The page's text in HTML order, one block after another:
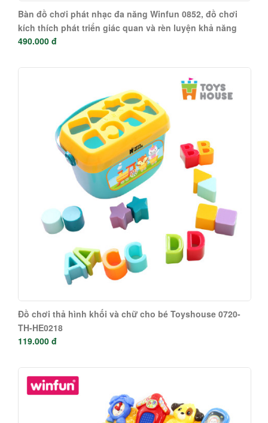
Bàn đồ chơi phát nhạc đa năng Winfun 0852, đồ chơi
kích thích phát triển giác quan và rèn luyện khả năng
vận động cho bé
490.000 đ
Đồ chơi thả hình khối và chữ cho bé Toyshouse 0720-
TH-HE0218
119.000 đ